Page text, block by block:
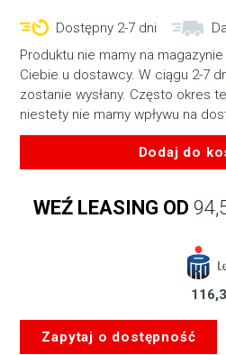
Dostępny 2-7 dni
Produktu nie mamy na
Ciebie u dostawcy. W ciągu 2-7
zostanie wysłany. Często okres
niestety nie mamy wpływu na
Dodaj do
Mikrofon
AUDIO-
WEŹ LEASING OD
Zapytaj o dostępność